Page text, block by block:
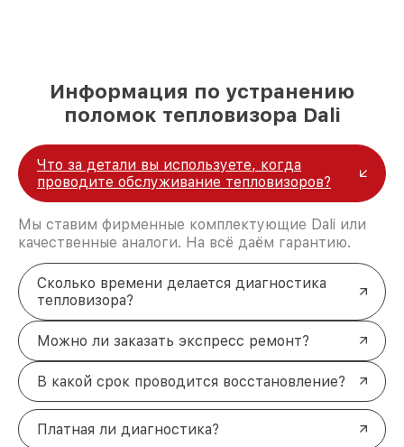
Информация по устранению
поломок тепловизора Dali
Что за детали вы используете, когда
проводите обслуживание тепловизоров?
Мы ставим фирменные комплектующие Dali или
качественные аналоги. На всё даём гарантию.
Сколько времени делается диагностика
тепловизора?
Можно ли заказать экспресс ремонт?
В какой срок проводится восстановление?
Платная ли диагностика?